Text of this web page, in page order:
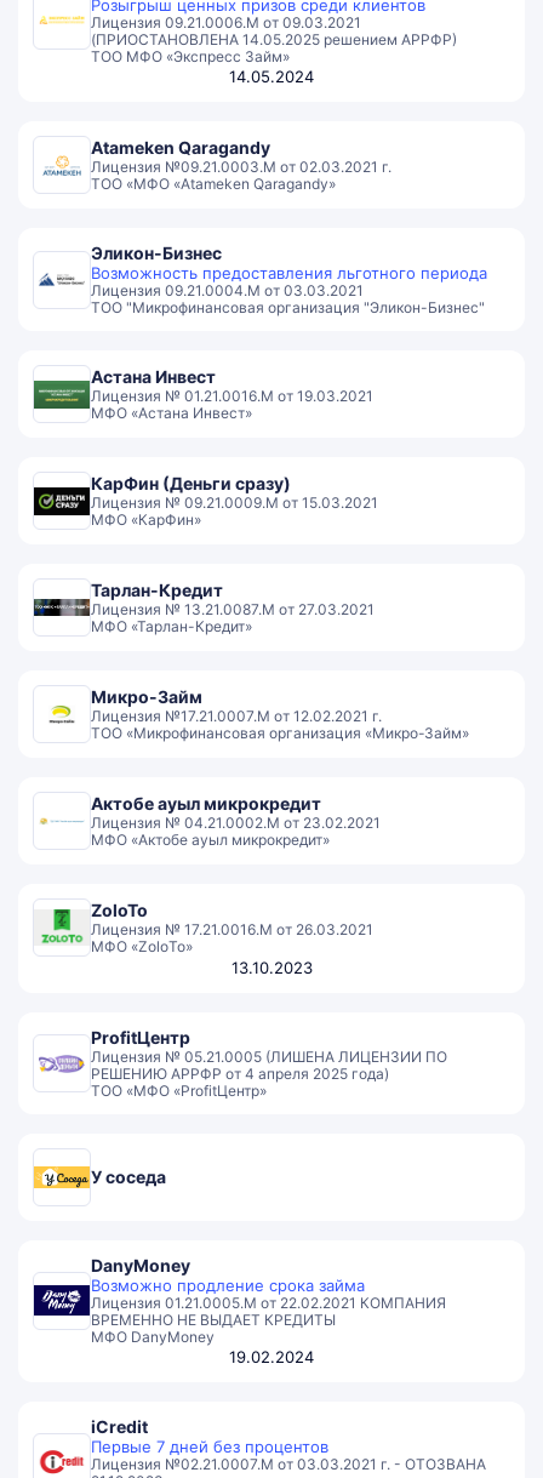
Розыгрыш ценных призов среди клиентов
Лицензия 09.21.0006.М от 09.03.2021
(ПРИОСТАНОВЛЕНА 14.05.2025 решением АРРФР)
ТОО МФО «Экспресс Займ»
14.05.2024
Atameken Qaragandy
Лицензия №09.21.0003.М от 02.03.2021 г.
ТОО «МФО «Atameken Qaragandy»
Эликон-Бизнес
Возможность предоставления льготного периода
Лицензия 09.21.0004.М от 03.03.2021
ТОО "Микрофинансовая организация "Эликон-Бизнес"
Астана Инвест
Лицензия № 01.21.0016.М от 19.03.2021
МФО «Астана Инвест»
КарФин (Деньги сразу)
Лицензия № 09.21.0009.М от 15.03.2021
МФО «КарФин»
Тарлан-Кредит
Лицензия № 13.21.0087.М от 27.03.2021
МФО «Тарлан-Кредит»
Микро-Займ
Лицензия №17.21.0007.M от 12.02.2021 г.
ТОО «Микрофинансовая организация «Микро-Займ»
Актобе ауыл микрокредит
Лицензия № 04.21.0002.M от 23.02.2021
МФО «Актобе ауыл микрокредит»
ZoloTo
Лицензия № 17.21.0016.М от 26.03.2021
МФО «ZoloTo»
13.10.2023
ProfitЦентр
Лицензия № 05.21.0005 (ЛИШЕНА ЛИЦЕНЗИИ ПО
РЕШЕНИЮ АРРФР от 4 апреля 2025 года)
ТОО «МФО «ProfitЦентр»
У соседа
DanyMoney
Возможно продление срока займа
Лицензия 01.21.0005.М от 22.02.2021 КОМПАНИЯ
ВРЕМЕННО НЕ ВЫДАЕТ КРЕДИТЫ
МФО DanyMoney
19.02.2024
iCredit
Первые 7 дней без процентов
Лицензия №02.21.0007.М от 03.03.2021 г. - ОТОЗВАНА